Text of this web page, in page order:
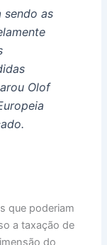
sendo as
Olof
que poderiam
a taxação de
do